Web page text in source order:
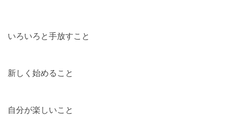
いろいろと手放すこと
新しく始めること
自分が楽しいこと